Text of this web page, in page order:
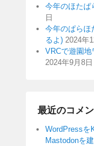
今年のほたぱ
日
今年のぱらほ
るよ) 2024年
VRCで遊園
2024年9月8日
最近のコメ
WordPressを
Mastodonを